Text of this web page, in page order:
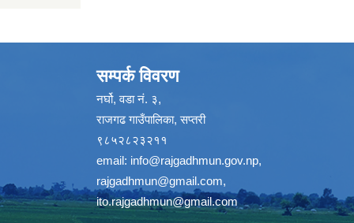
सम्पर्क विवरण
नर्घो, वडा नं. ३,
राजगढ गाउँपालिका, सप्तरी
९८५२८२३२११
email: info@rajgadhmun.gov.np,
rajgadhmun@gmail.com,
ito.rajgadhmun@gmail.com